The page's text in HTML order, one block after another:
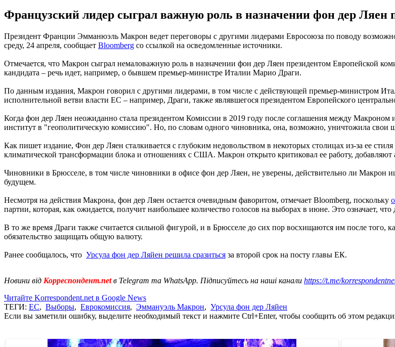
Французский лидер сыграл важную роль в назначении фон дер Ляен
Президент Франции Эмманюэль Макрон ведет переговоры с другими лидерами Евросоюза по поводу
среду, 24 апреля, сообщает Bloomberg со ссылкой на осведомленные источники.
Отмечается, что Макрон сыграл немаловажную роль в назначении фон дер Ляен президентом Европейской
кандидата – речь идет, например, о бывшем премьер-министре Италии Марио Драги.
По данным издания, Макрон говорил с другими лидерами, в том числе с действующей премьер-министром
исполнительной ветви власти ЕС – например, Драги, также являвшегося президентом Европейского
Когда фон дер Ляен неожиданно стала президентом Комиссии в 2019 году после соглашения между
институт в "геополитическую комиссию". Но, по словам одного чиновника, она, возможно, уничтожила свои
Как пишет издание, Фон дер Ляен сталкивается с глубоким недовольством в некоторых столицах из-за ее
климатической трансформации блока и отношениях с США. Макрон открыто критиковал ее работу, добавляют
Чиновники в Брюсселе, в том числе чиновники в офисе фон дер Ляен, не уверены, действительно ли Макрон
будущем.
Несмотря на действия Макрона, фон дер Ляен остается очевидным фаворитом, отмечает Bloomberg, поскольку
партии, которая, как ожидается, получит наибольшее количество голосов на выборах в июне. Это означает,
В то же время Драги также считается сильной фигурой, и в Брюсселе до сих пор восхищаются им после того,
обязательство защищать общую валюту.
Ранее сообщалось, что Урсула фон дер Ляйен решила сразиться за второй срок на посту главы ЕК.
Новини від Корреспондент.netв Telegram та WhatsApp. Підписуйтесь на наші канали https://t.me/
Читайте Korrespondent.net в Google News
ТЕГИ: ЕС, Выборы, Еврокомиссия, Эммануэль Макрон, Урсула фон дер Ляйен
Если вы заметили ошибку, выделите необходимый текст и нажмите Ctrl+Enter, чтобы сообщить об этом